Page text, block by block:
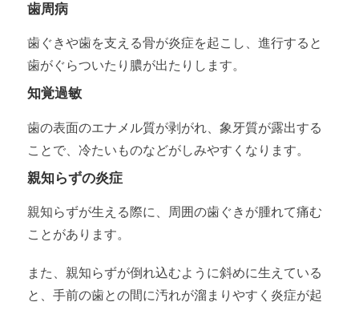
歯周病
歯ぐきや歯を支える骨が炎症を起こし、進行すると
歯がぐらついたり膿が出たりします。
知覚過敏
歯の表面のエナメル質が剥がれ、象牙質が露出する
ことで、冷たいものなどがしみやすくなります。
親知らずの炎症
親知らずが生える際に、周囲の歯ぐきが腫れて痛む
ことがあります。
また、親知らずが倒れ込むように斜めに生えている
と、手前の歯との間に汚れが溜まりやすく炎症が起